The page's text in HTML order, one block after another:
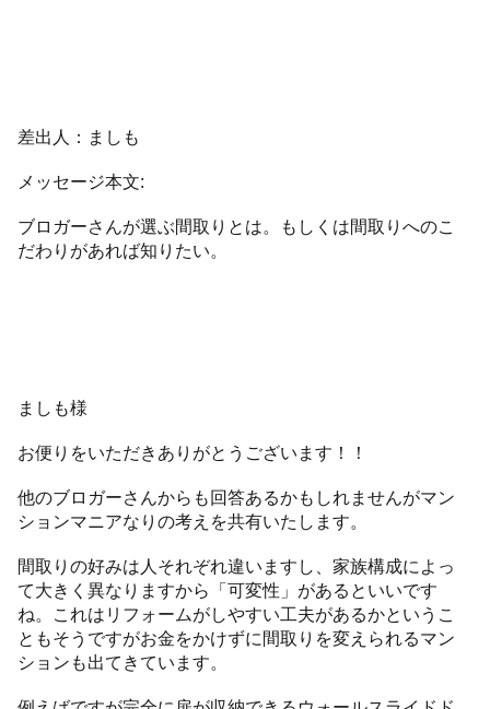
差出人：ましも
メッセージ本文:
ブロガーさんが選ぶ間取りとは。もしくは間取りへのこ
だわりがあれば知りたい。
ましも様
お便りをいただきありがとうございます！！
他のブロガーさんからも回答あるかもしれませんがマン
ションマニアなりの考えを共有いたします。
間取りの好みは人それぞれ違いますし、家族構成によっ
て大きく異なりますから「可変性」があるといいです
ね。これはリフォームがしやすい工夫があるかというこ
ともそうですがお金をかけずに間取りを変えられるマン
ションも出てきています。